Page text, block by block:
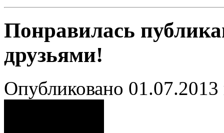
Понравилась
друзьями!
Опубликовано